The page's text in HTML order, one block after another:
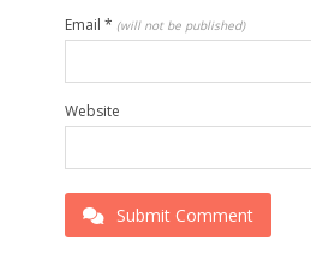
Email * (will not be published)
Website
Submit Comment